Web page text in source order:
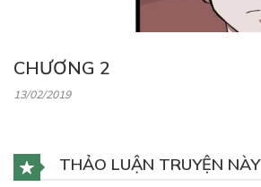
CHƯƠNG 2
13/02/2019
THẢO LUẬN TRUYỆN NÀY